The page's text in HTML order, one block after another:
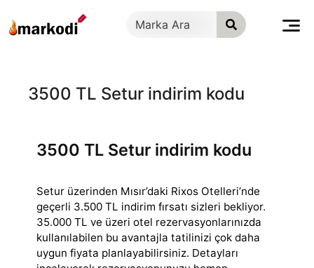
geç
3500 TL Setur indirim kodu
3500 TL Setur indirim kodu
Setur üzerinden Mısır’daki Rixos Otelleri’nde
geçerli 3.500 TL indirim fırsatı sizleri bekliyor.
35.000 TL ve üzeri otel rezervasyonlarınızda
kullanılabilen bu avantajla tatilinizi çok daha
uygun fiyata planlayabilirsiniz. Detayları